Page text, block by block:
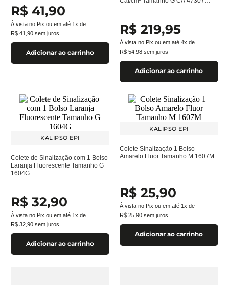
R$ 41,90
À vista no Pix ou em até 1x de
R$ 41 90 sem juros
Adicionar ao carrinho
R$ 219,95
À vista no Pix ou em até 4x de
R$ 54 98 sem juros
Adicionar ao carrinho
KALIPSO EPI
Colete de Sinalização com 1 Bolso
Laranja Fluorescente Tamanho G
1604G
R$ 32,90
À vista no Pix ou em até 1x de
R$ 32 90 sem juros
Adicionar ao carrinho
KALIPSO EPI
Colete Sinalização 1 Bolso
Amarelo Fluor Tamanho M 1607M
R$ 25,90
À vista no Pix ou em até 1x de
R$ 25 90 sem juros
Adicionar ao carrinho